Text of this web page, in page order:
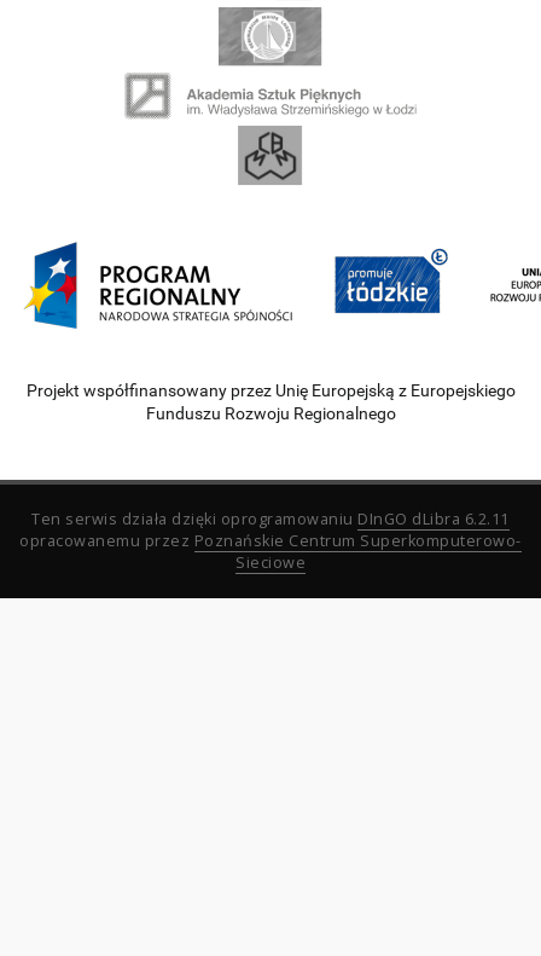
Projekt współfinansowany przez Unię Europejską z Europejskiego
Funduszu Rozwoju Regionalnego
Ten serwis działa dzięki oprogramowaniu DInGO dLibra 6.2.11
opracowanemu przez Poznańskie Centrum Superkomputerowo-
Sieciowe